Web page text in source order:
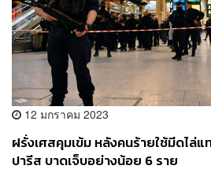
12 มกราคม 2023
ฝรั่งเศสคุมเข้ม หลังคนร้ายใช้มีดไล่
ปารีส บาดเจ็บอย่างน้อย 6 ราย